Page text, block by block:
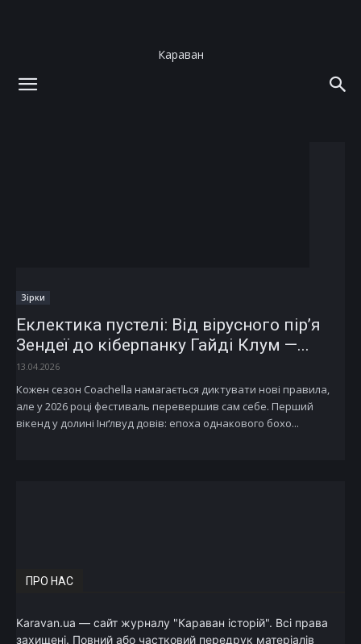
Караван
Зірки
Еклектика пустелі: Від вірусного пір’я
Зендеї до кіберпанку Гайді Клум —...
13.04.2026
Кожен сезон Coachella намагається диктувати нові правила,
але у 2026 році фестиваль перевершив сам себе. Перший
вікенд у долині Інґлвуд довів: епоха однакового бохо...
ПРО НАС
Karavan.ua — сайт журналу "Караван історій". Всі права
захищені. Повний або частковий передрук матеріалів